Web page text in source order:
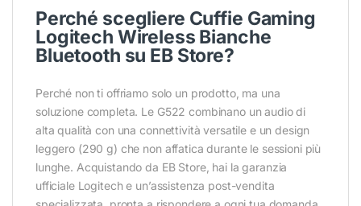
Perché scegliere Cuffie Gaming
Logitech Wireless Bianche
Bluetooth su EB Store?
Perché non ti offriamo solo un prodotto, ma una
soluzione completa. Le G522 combinano un audio di
alta qualità con una connettività versatile e un design
leggero (290 g) che non affatica durante le sessioni più
lunghe. Acquistando da EB Store, hai la garanzia
ufficiale Logitech e un’assistenza post-vendita